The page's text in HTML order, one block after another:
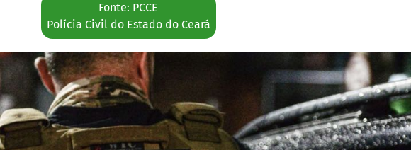
Fonte: PCCE
Polícia Civil do Estado do Ceará